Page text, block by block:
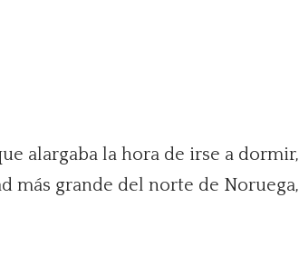
alargaba la hora de irse a dormir,
más grande del norte de Noruega,